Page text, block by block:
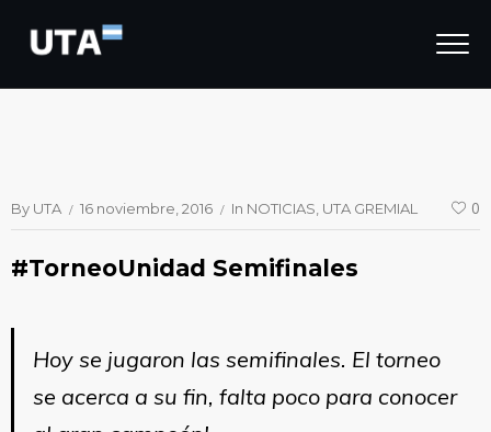
By UTA 16 noviembre, 2016 In NOTICIAS UTA GREMIAL 0
#TorneoUnidad Semifinales
Hoy se jugaron las semifinales. El torneo
se acerca a su fin, falta poco para conocer